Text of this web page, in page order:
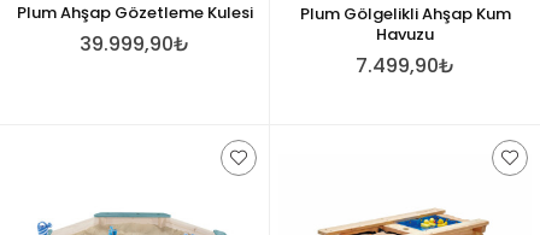
Plum Ahşap Gözetleme Kulesi
39.999,90₺
Plum Gölgelikli Ahşap Kum
Havuzu
7.499,90₺